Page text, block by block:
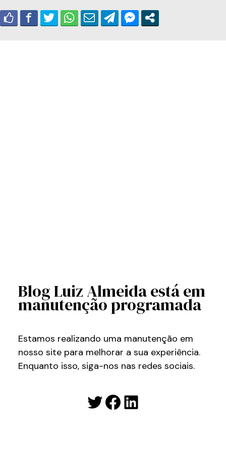
Blog Luiz Almeida está em
manutenção programada
Estamos realizando uma manutenção em
nosso site para melhorar a sua experiência.
Enquanto isso, siga-nos nas redes sociais.
Twitter
Facebook
LinkedIn